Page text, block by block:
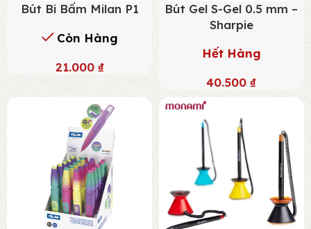
Bút Bi Bấm Milan P1
Còn Hàng
21.000 ₫
Bút Gel S-Gel 0.5 mm –
Sharpie
Hết Hàng
40.500₫